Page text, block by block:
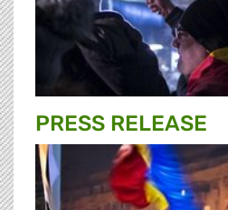
PRESS RELEASE